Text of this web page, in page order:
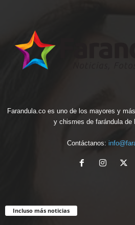
Farandula.co es uno de los mayores y
y chismes de farándula de
Contáctanos:
Incluso más noticias